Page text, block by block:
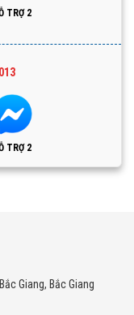
TRỢ 2
TRỢ 2
Giang, Bắc Giang